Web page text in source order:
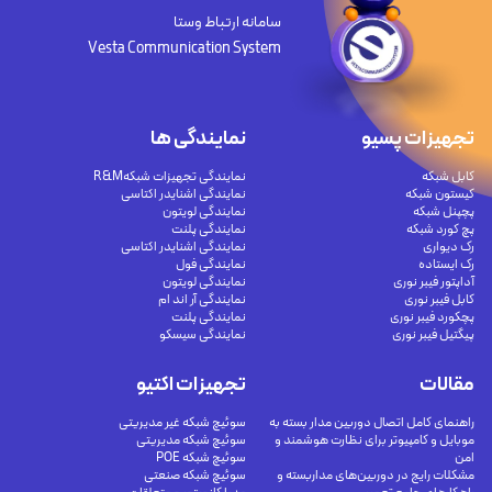
سامانه ارتباط وستا
Vesta Communication System
تجهیزات پسیو
کابل شبکه
کیستون شبکه
پچپنل شبکه
پچ کورد شبکه
رک دیواری
رک ایستاده
آداپتور فیبر نوری
کابل فیبر نوری
پچکورد فیبر نوری
پیگتیل فیبر نوری
تجهیزات اکتیو
سوئیچ شبکه غیر مدیریتی
سوئیچ شبکه مدیریتی
سوئیچ شبکه POE
سوئیچ شبکه صنعتی
نمایندگی ها
نمایندگی تجهیزات شبکهR&M
نمایندگی اشنایدر اکتاسی
نمایندگی لویتون
نمایندگی پلنت
نمایندگی اشنایدر اکتاسی
نمایندگی فول
نمایندگی لویتون
نمایندگی آر اند ام
نمایندگی پلنت
نمایندگی سیسکو
مقالات
راهنمای کامل اتصال دوربین مدار بسته به
موبایل و کامپیوتر برای نظارت هوشمند و
امن
مشکلات رایج در دوربین‌های مداربسته و